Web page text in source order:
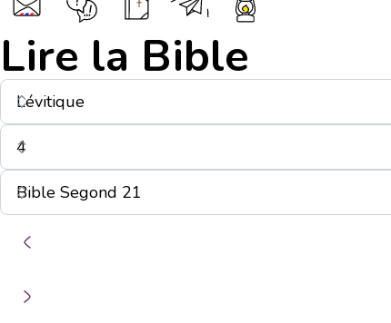
Lire la Bible